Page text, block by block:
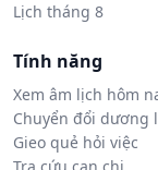
Lịch tháng 8
Tính năng
Xem âm lịch hôm
Chuyển đổi dương
Gieo quẻ hỏi việc